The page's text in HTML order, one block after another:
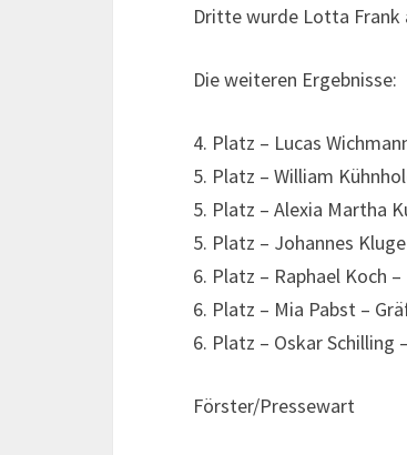
Dritte wurde Lotta Frank
Die weiteren Ergebnisse:
4. Platz – Lucas
5. Platz – William
5. Platz – Alexia Martha
5. Platz – Johannes
6. Platz – Raphael Koch
6. Platz – Mia Pabst –
6. Platz – Oskar Schilling
Förster/Pressewart